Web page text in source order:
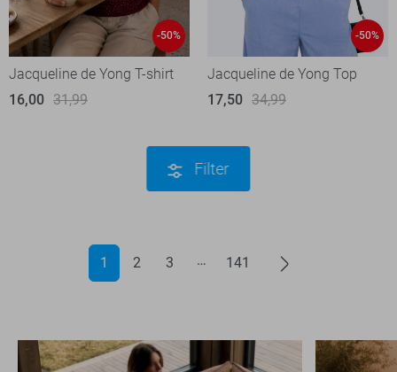
-50%
Jacqueline de Yong T-shirt
16,00 31,99
-50%
Jacqueline de Yong Top
17,50 34,99
Filter
1 2 3 141